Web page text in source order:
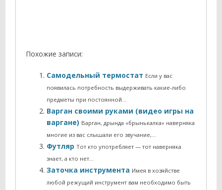
Похожие записи:
Самодельный термостат Если у вас
появилась потребность выдерживать какие-либо
предметы при постоянной…
Варган своими руками (видео игры на
варгане) Варган, дрында «брынькалка» наверняка
многие из вас слышали его звучание,…
ФутлярТот кто употребляет — тот наверняка
знает, а кто нет…
Заточка инструмента Имея в хозяйстве
любой режущий инструмент вам необходимо быть